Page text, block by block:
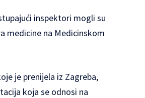
inspektori mogli su
medicine na Medicinskom
je prenijela iz Zagreba,
koja se odnosi na